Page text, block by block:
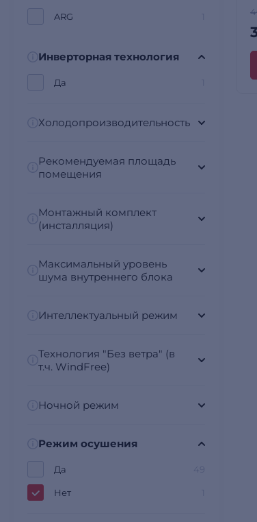
ARG
Инверторная технология
Да
Холодопроизводительность
Рекомендуемая площадь
помещения
Монтажный комплект
(инсталляция)
Максимальный уровень
шума внутреннего блока
Интеллектуальный режим
Технология "Без ветра" (в
т.ч. WindFree)
Ночной режим
Режим осушения
Да
Нет